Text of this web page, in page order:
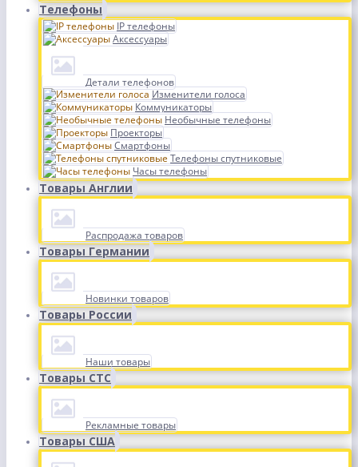
Телефоны
IP телефоны
Аксессуары
Детали телефонов
Изменители голоса
Коммуникаторы
Необычные телефоны
Проекторы
Смартфоны
Телефоны спутниковые
Часы телефоны
Товары Англии
Распродажа товаров
Товары Германии
Новинки товаров
Товары России
Наши товары
Товары СТС
Рекламные товары
Товары США